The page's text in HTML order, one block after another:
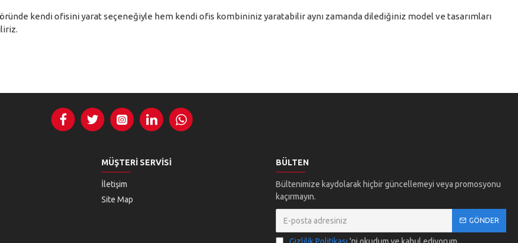
kendi ofisini yarat seçeneğiyle hem kendi ofis kombininiz yaratabilir aynı zamanda dilediğiniz model ve tasarımları
MÜŞTERI SERVISI
İletişim
Site Map
BÜLTEN
Bültenimize kaydolarak hiçbir güncellemeyi veya promosyonu
kaçırmayın.
GÖNDER